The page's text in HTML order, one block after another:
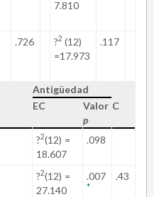
7.810
.726 ?2 (12)
=17.973
.117
Antigüedad
EC
Valor
p
C
?2(12) =
18.607
.098
?2(12) =
27.140
.007
*
.43